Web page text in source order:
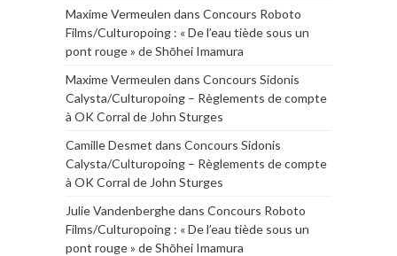
Maxime Vermeulen dans Concours Roboto
Films/Culturopoing : « De l’eau tiède sous un
pont rouge » de Shōhei Imamura
Maxime Vermeulen dans Concours Sidonis
Calysta/Culturopoing – Règlements de compte
à OK Corral de John Sturges
Camille Desmet dans Concours Sidonis
Calysta/Culturopoing – Règlements de compte
à OK Corral de John Sturges
Julie Vandenberghedans Concours Roboto
Films/Culturopoing : « De l’eau tiède sous un
pont rouge » de Shōhei Imamura